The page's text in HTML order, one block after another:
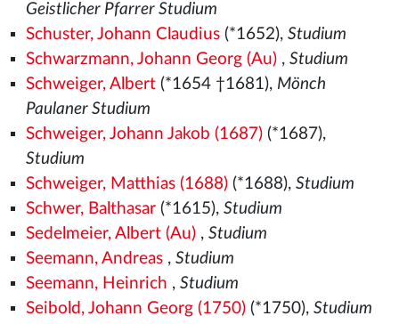
Geistlicher Pfarrer Studium
Schuster, Johann Claudius(*1652), Studium
Schwarzmann, Johann Georg (Au), Studium
Schweiger, Albert(*1654 †1681), Mönch
Paulaner Studium
Schweiger, Johann Jakob (1687)(*1687),
Studium
Schweiger, Matthias (1688)(*1688), Studium
Schwer, Balthasar(*1615), Studium
Sedelmeier, Albert (Au), Studium
Seemann, Andreas, Studium
Seemann, Heinrich , Studium
Seibold, Johann Georg (1750)(*1750), Studium